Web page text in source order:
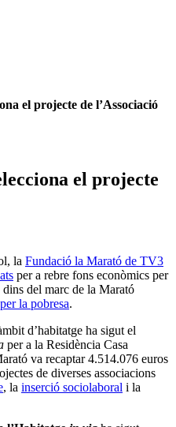
el projecte de l’Associació
el projecte
la Fundació la Marató de TV3
per a rebre fons econòmics per
del marc de la Marató
la pobresa.
d’habitatge ha sigut el
per a la Residència Casa
va recaptar 4.514.076 euros
de diverses associacions
, la inserció sociolaboral i la